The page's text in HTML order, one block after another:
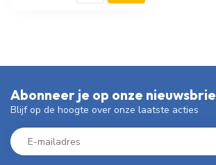
Abonneer je op onze
Blijf op de hoogte over onze laatste acties